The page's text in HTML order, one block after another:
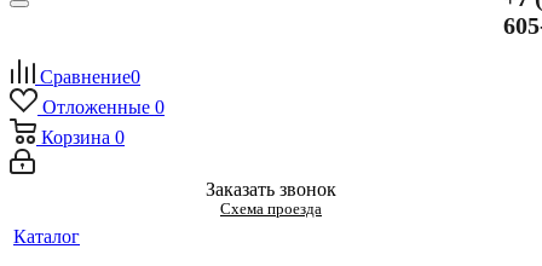
Сравнение0
Отложенные 0
Корзина 0
Заказать звонок
Схема проезда
Каталог